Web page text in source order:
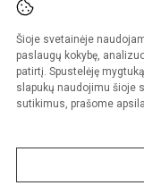
Šioje svetainėje
paslaugų kokybę,
patirtį. Spustelėję
slapukų naudojimu šioje
sutikimus, prašome
© 2022. Panevėžio
Kopijuoti turinį be
Sumanus būdas